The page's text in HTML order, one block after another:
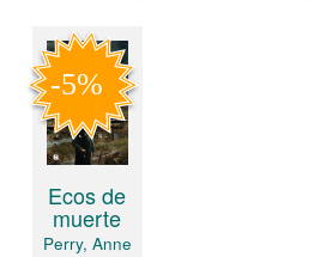
Ecos de
muerte
Perry, Anne